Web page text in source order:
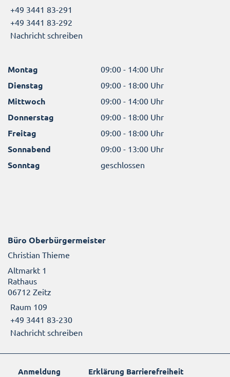
+49 3441 83-291
+49 3441 83-292
Nachricht schreiben
Montag 09:00 - 14:00 Uhr
Dienstag 09:00 - 18:00 Uhr
Mittwoch 09:00 - 14:00 Uhr
Donnerstag 09:00 - 18:00 Uhr
Freitag 09:00 - 18:00 Uhr
Sonnabend 09:00 - 13:00 Uhr
Sonntag geschlossen
Büro Oberbürgermeister
Christian Thieme
Altmarkt 1
Rathaus
06712 Zeitz
Raum 109
+49 3441 83-230
Nachricht schreiben
Anmeldung Erklärung Barrierefreiheit